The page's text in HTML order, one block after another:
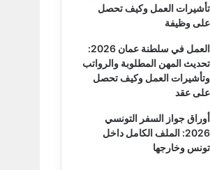
تأشيرات العمل وكيف تحصل
على وظيفة
العمل في سلطنة عمان 2026:
تحديث المهن المطلوبة والرواتب
وتأشيرات العمل وكيف تحصل
على عقد
أوراق جواز السفر التونسي
2026: الملف الكامل داخل
تونس وخارجها